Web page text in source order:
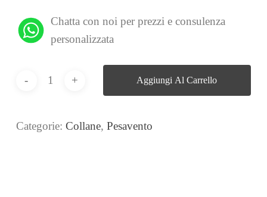
Chatta con noi per prezzi e consulenza
personalizzata
Aggiungi Al Carrello
Categorie: Collane, Pesavento